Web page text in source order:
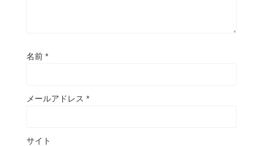
名前 *
メールアドレス *
サイト